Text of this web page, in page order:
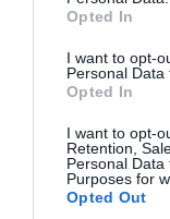
Opted In
I want to opt-
Personal Data
Opted In
I want to opt-
Retention,
Personal
Purposes for
Opted Out
– Πού
05.08.2026 | 20:31